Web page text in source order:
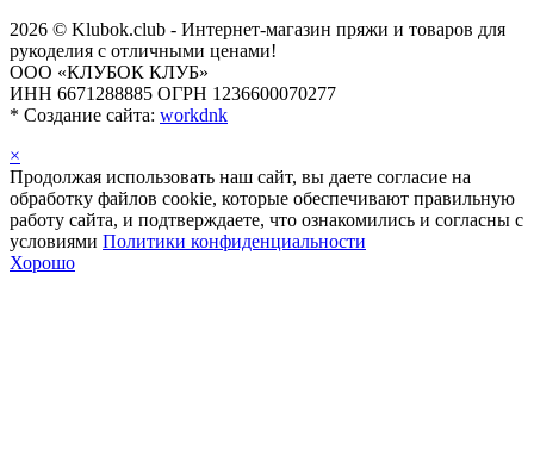
2026 © Klubok.club - Интернет-магазин пряжи и товаров для
рукоделия с отличными ценами!
ООО «КЛУБОК КЛУБ»
ИНН 6671288885 ОГРН 1236600070277
* Создание сайта: workdnk
×
Продолжая использовать наш сайт, вы даете согласие на
обработку файлов cookie, которые обеспечивают правильную
работу сайта, и подтверждаете, что ознакомились и согласны с
условиями Политики конфиденциальности
Хорошо